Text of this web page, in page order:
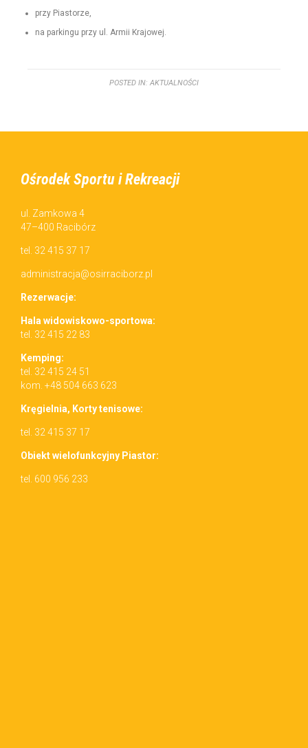
przy Pias­torze,
na parkingu przy ul. Armii Krajowej.
POSTED IN: AKTUALNOŚCI
Ośrodek Sportu i Rekreacji
ul. Zamkowa 4
47–400 Racibórz
tel. 32 415 37 17
administracja@osirraciborz.pl
Rez­erwac­je:
Hala wid­owiskowo-sportowa:
tel. 32 415 22 83
Kemp­ing:
tel. 32 415 24 51
kom. +48 504 663 623
Kręgiel­nia, Korty tenisowe:
tel. 32 415 37 17
Obiekt wielo­funkcyjny Piastor:
tel. 600 956 233